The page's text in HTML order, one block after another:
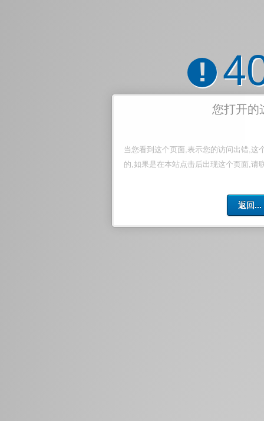
!
您打开的
当您看到这个页面,表示您的访问出错,这
的,如果是在本站点击后出现这个页面,请
返回...